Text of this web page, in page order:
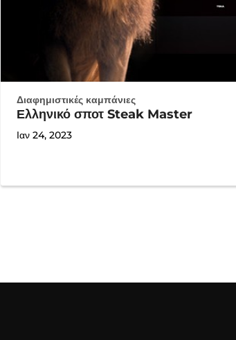
Διαφημιστικές καμπάνιες
Ελληνικό σποτ Steak Master
Ιαν 24, 2023